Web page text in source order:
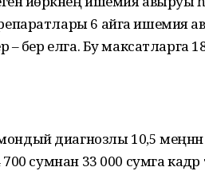
6 айга ишемия
– бер елга. Бу максатларга
диагнозлы 10,5
сумнан 33 000 сумга кадәр